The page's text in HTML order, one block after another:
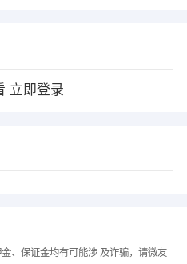
立即登录
、保证金均有可能涉 及诈骗，请微友